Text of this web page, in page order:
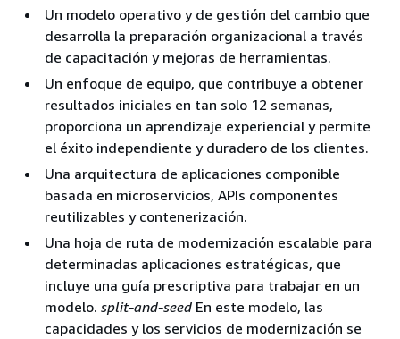
Un modelo operativo y de gestión del cambio que
desarrolla la preparación organizacional a través
de capacitación y mejoras de herramientas.
Un enfoque de equipo, que contribuye a obtener
resultados iniciales en tan solo 12 semanas,
proporciona un aprendizaje experiencial y permite
el éxito independiente y duradero de los clientes.
Una arquitectura de aplicaciones componible
basada en microservicios, APIs componentes
reutilizables y contenerización.
Una hoja de ruta de modernización escalable para
determinadas aplicaciones estratégicas, que
incluye una guía prescriptiva para trabajar en un
modelo. split-and-seed En este modelo, las
capacidades y los servicios de modernización se